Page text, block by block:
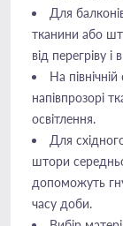
Для
тканини або
від перегріву і
На
напівпрозорі
освітлення.
Для
штори
допоможуть
часу доби.